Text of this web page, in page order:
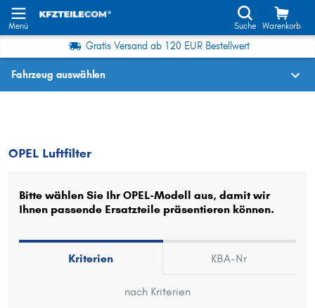
Menü Suche Warenkorb
Gratis Versand ab 120 EUR Bestellwert
Fahrzeug auswählen
Wo finde ich die?
Oder
Hersteller wählen
OPEL Luftfilter
Bitte wählen Sie Ihr OPEL-Modell aus, damit wir
Ihnen passende Ersatzteile präsentieren können.
Kriterien KBA-Nr
nach Kriterien